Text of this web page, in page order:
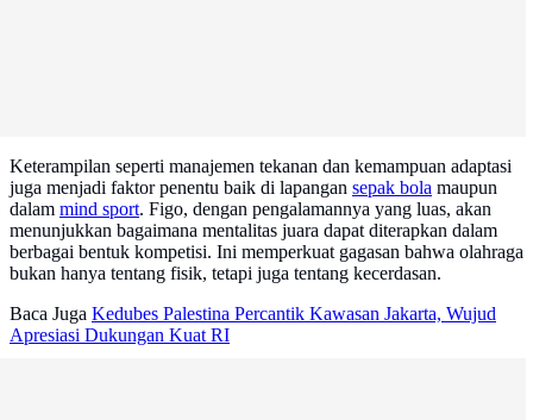
Keterampilan seperti manajemen tekanan dan kemampuan adaptasi
juga menjadi faktor penentu baik di lapangan sepak bola maupun
dalam mind sport. Figo, dengan pengalamannya yang luas, akan
menunjukkan bagaimana mentalitas juara dapat diterapkan dalam
berbagai bentuk kompetisi. Ini memperkuat gagasan bahwa olahraga
bukan hanya tentang fisik, tetapi juga tentang kecerdasan.
Baca Juga Kedubes Palestina Percantik Kawasan Jakarta, Wujud
Apresiasi Dukungan Kuat RI